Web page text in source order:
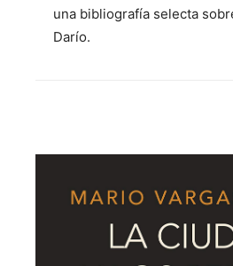
una bibliografía selecta
Darío.